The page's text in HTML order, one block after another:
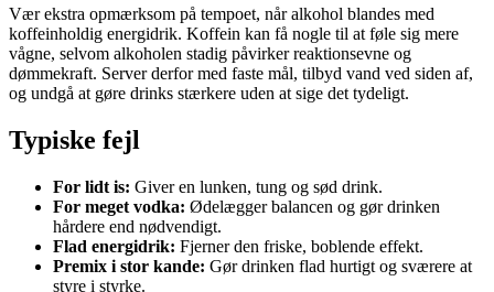
Vær ekstra opmærksom på tempoet, når alkohol blandes med
koffeinholdig energidrik. Koffein kan få nogle til at føle sig mere
vågne, selvom alkoholen stadig påvirker reaktionsevne og
dømmekraft. Server derfor med faste mål, tilbyd vand ved siden af,
og undgå at gøre drinks stærkere uden at sige det tydeligt.
Typiske fejl
For lidt is: Giver en lunken, tung og sød drink.
For meget vodka: Ødelægger balancen og gør drinken
hårdere end nødvendigt.
Flad energidrik: Fjerner den friske, boblende effekt.
Premix i stor kande: Gør drinken flad hurtigt og sværere at
styre i styrke.